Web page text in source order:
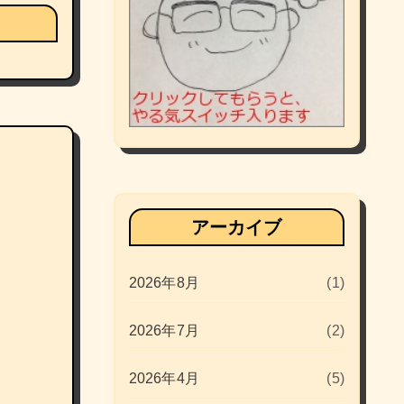
アーカイブ
2026年8月 (1)
2026年7月 (2)
2026年4月 (5)